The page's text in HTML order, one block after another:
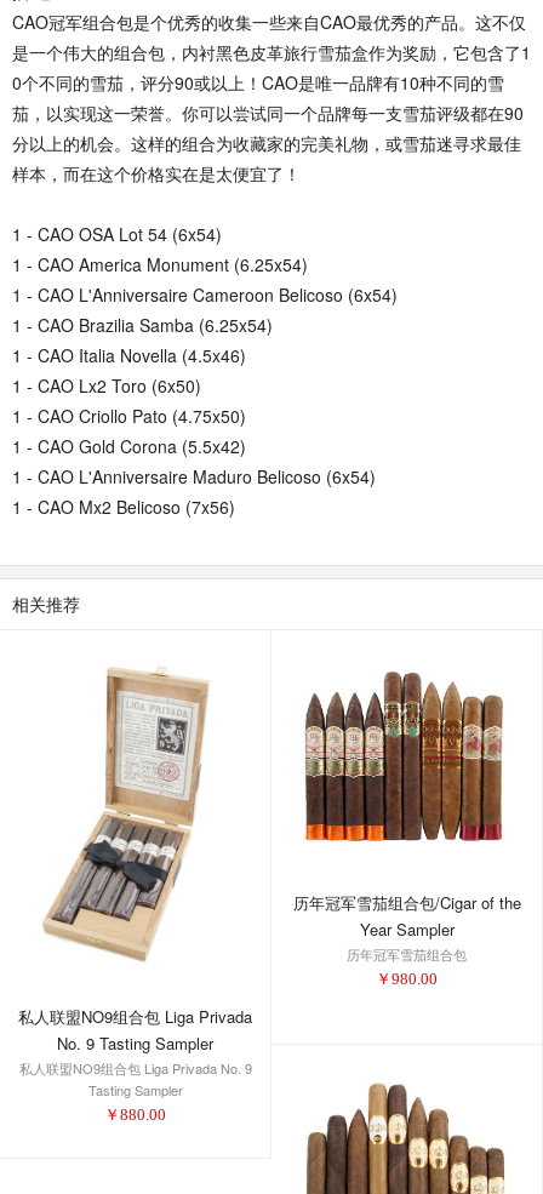
CAO冠军组合包是个优秀的收集一些来自CAO最优秀的产品。这不仅
是一个伟大的组合包，内衬黑色皮革旅行雪茄盒作为奖励，它包含了1
0个不同的雪茄，评分90或以上！CAO是唯一品牌有10种不同的雪
茄，以实现这一荣誉。你可以尝试同一个品牌每一支雪茄评级都在90
分以上的机会。这样的组合为收藏家的完美礼物，或雪茄迷寻求最佳
样本，而在这个价格实在是太便宜了！
1 - CAO OSA Lot 54 (6x54)
1 - CAO America Monument (6.25x54)
1 - CAO L'Anniversaire Cameroon Belicoso (6x54)
1 - CAO Brazilia Samba (6.25x54)
1 - CAO Italia Novella (4.5x46)
1 - CAO Lx2 Toro (6x50)
1 - CAO Criollo Pato (4.75x50)
1 - CAO Gold Corona (5.5x42)
1 - CAO L'Anniversaire Maduro Belicoso (6x54)
1 - CAO Mx2 Belicoso (7x56)
相关推荐
私人联盟NO9组合包 Liga Privada
No. 9 Tasting Sampler
私人联盟NO9组合包 Liga Privada No. 9
Tasting Sampler
￥ 880.00
历年冠军雪茄组合包/Cigar of the
Year Sampler
历年冠军雪茄组合包
￥ 980.00